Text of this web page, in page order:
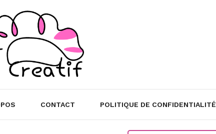
CONTACT POLITIQUE DE CONFIDENTIALITÉ